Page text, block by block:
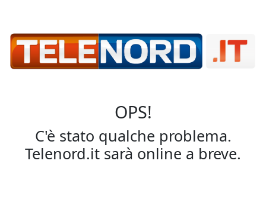
OPS!
C'è stato qualche problema.
Telenord.it sarà online a breve.